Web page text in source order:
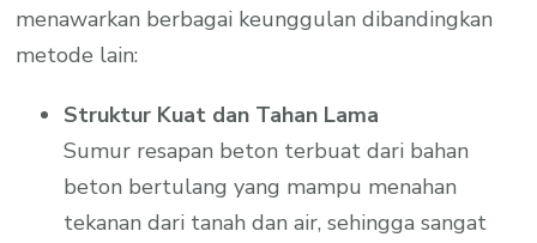
menawarkan berbagai keunggulan dibandingkan
metode lain:
Struktur Kuat dan Tahan Lama
Sumur resapan beton terbuat dari bahan
beton bertulang yang mampu menahan
tekanan dari tanah dan air, sehingga sangat